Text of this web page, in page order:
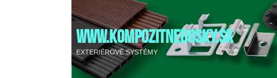
WWW.KOMPOZITNEDOSKY.SK
EXTERIÉROVÉ SYSTÉMY